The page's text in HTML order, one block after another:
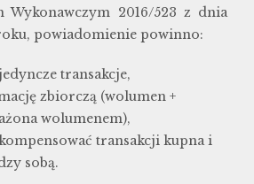
Wykonawczym 2016/523 z dnia
powiadomienie powinno:
transakcje,
zbiorczą (wolumen +
wolumenem),
transakcji kupna i
sobą.